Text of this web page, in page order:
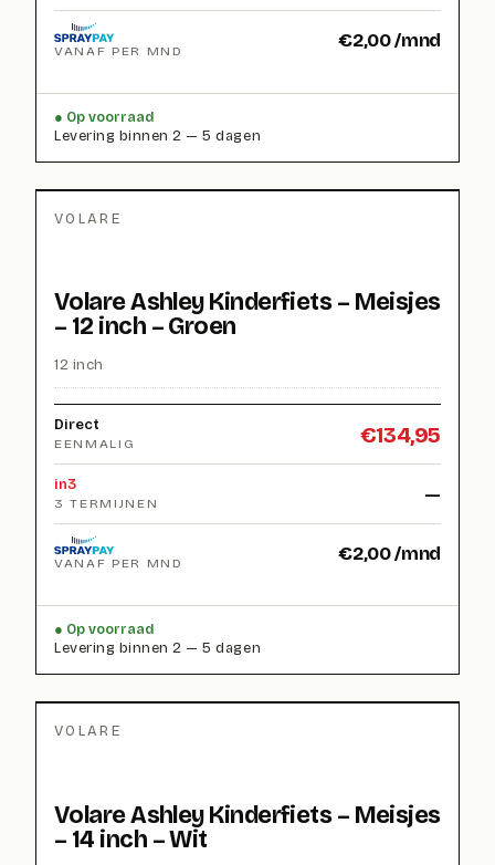
VANAF PER MND €2,00/mnd
Op voorraad
Levering binnen 2 — 5 dagen
VOLARE
Volare Ashley Kinderfiets – Meisjes
– 12 inch – Groen
12 inch
Direct
EENMALIG €134,95
in3
3 TERMIJNEN —
VANAF PER MND €2,00/mnd
Op voorraad
Levering binnen 2 — 5 dagen
VOLARE
Volare Ashley Kinderfiets – Meisjes
– 14 inch – Wit